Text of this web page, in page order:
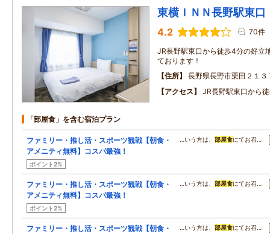
東横ＩＮＮ長野駅東口
4.2 70件
JR長野駅東口から徒歩4分の好立
ております！
住所
長野県長野市栗田２１３
アクセス
JR長野駅東口から
「部屋食」を含む宿泊プラン
ファミリー・推し活・スポーツ観戦【朝食・
アメニティ無料】コスパ最強！
ポイント2%
…いう方は、 部屋食にてお召…
ファミリー・推し活・スポーツ観戦【朝食・
アメニティ無料】コスパ最強！
ポイント2%
…いう方は、 部屋食にてお召…
ファミリー・推し活・スポーツ観戦【朝食・
…いう方は、 部屋食にてお召…